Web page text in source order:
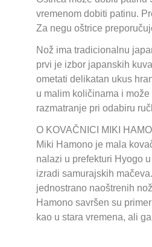
vremenom dobiti patinu.
Za negu oštrice
Nož ima tradicionalnu
prvi je izbor japanskih
ometati delikatan ukus
u malim količinama i
razmatranje pri odabiru
O KOVAČNICI MIKI
Miki Hamono je mala
nalazi u prefekturi Hyogo
izradi samurajskih
jednostrano naoštrenih
Hamono savršen su
kao u stara vremena, ali